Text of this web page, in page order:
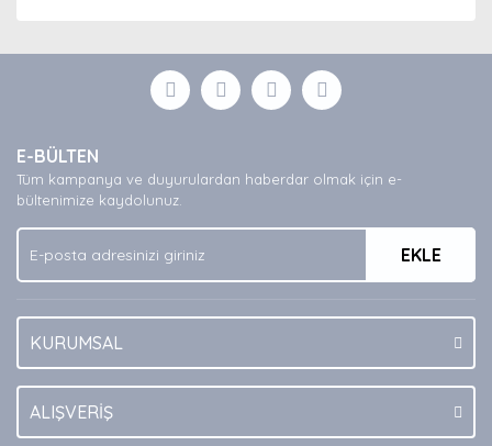
Yorum Yaz
formunu kullanarak tarafımıza iletebilirsiniz.
Görüş ve önerileriniz için teşekkür ederiz.
Ürün açıklamasında eksik bilgiler bulunuyor.
Ürün bilgilerinde hatalar bulunuyor.
Ürün fiyatı diğer sitelerden daha pahalı.
Bu ürüne benzer farklı alternatifler olmalı.
E-BÜLTEN
Tüm kampanya ve duyurulardan haberdar olmak için e-
bültenimize kaydolunuz.
EKLE
KURUMSAL
ALIŞVERİŞ